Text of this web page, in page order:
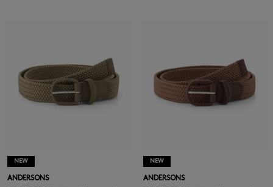
NEW
ANDERSONS
NEW
ANDERSONS